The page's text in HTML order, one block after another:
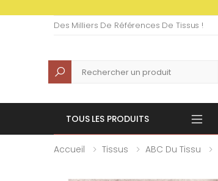
Des Milliers De Références De Tissus !
Recherche
TOUS LES PRODUITS
Accueil Tissus ABC Du Tissu